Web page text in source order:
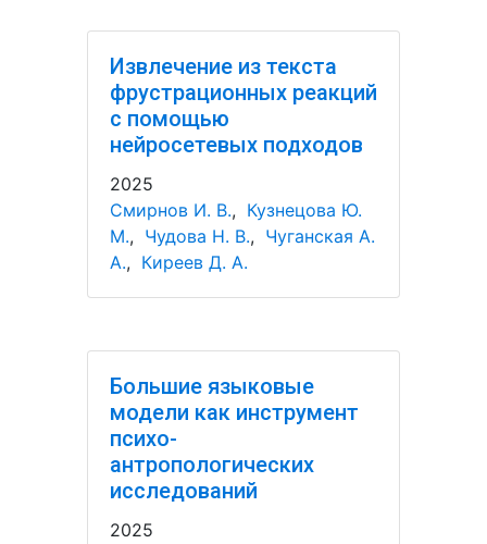
Извлечение из текста
фрустрационных реакций
с помощью
нейросетевых подходов
2025
Смирнов И. В., Кузнецова Ю.
М., Чудова Н. В., Чуганская А.
А., Киреев Д. А.
Большие языковые
модели как инструмент
психо-
антропологических
исследований
2025